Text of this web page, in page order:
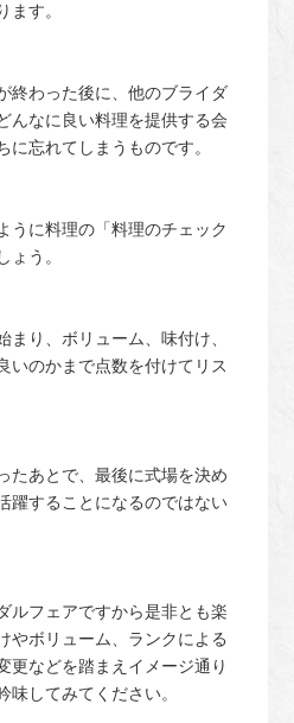
ます。
終わった後に、他のブライダ
んなに良い料理を提供する会
に忘れてしまうものです。
うに料理の「料理のチェック
ょう。
まり、ボリューム、味付け、
いのかまで点数を付けてリス
たあとで、最後に式場を決め
躍することになるのではない
ルフェアですから是非とも楽
やボリューム、ランクによる
更などを踏まえイメージ通り
味してみてください。